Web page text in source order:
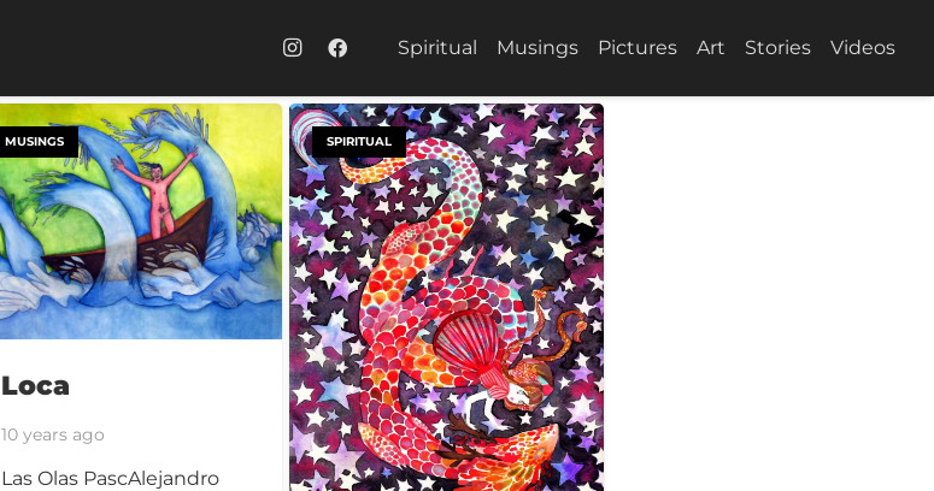
Spiritual Musings Pictures Art Stories Videos
MUSINGS
Loca
10 years ago
Las Olas PascAlejandro
SPIRITUAL